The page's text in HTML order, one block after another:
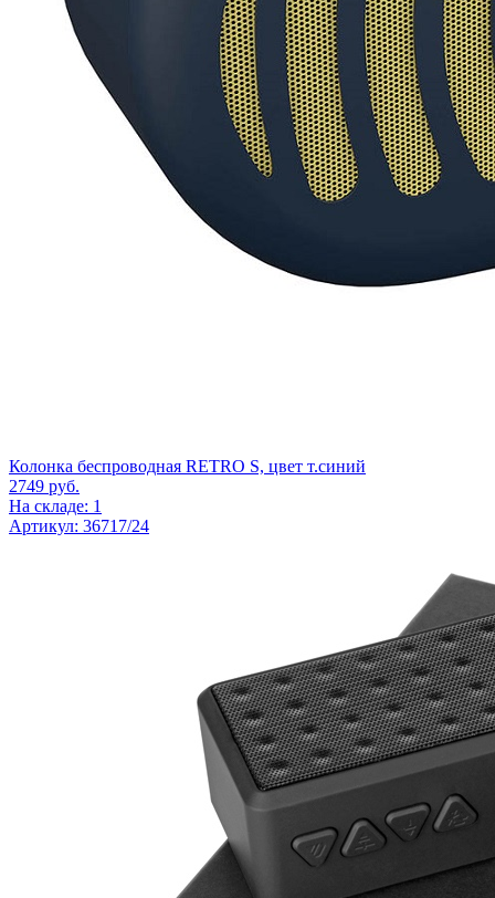
Колонка беспроводная RETRO S, цвет т.синий
2749 руб.
На складе: 1
Артикул: 36717/24